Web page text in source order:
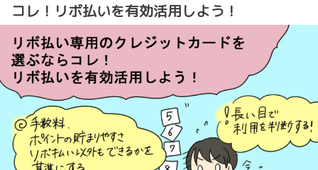
コレ！リボ払いを有効活用しよう！